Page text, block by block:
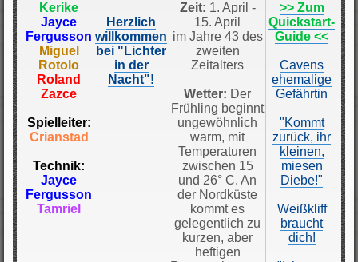
Kerike
Jayce
Fergusson
Miguel
Rotolo
Roland
Zazce
Spielleiter:
Crianstad
Technik:
Jayce
Fergusson
Tamriel
Herzlich
willkommen
bei "Lichter
in der
Nacht"!
Zeit: 1. April -
15. April
im Jahre 43 des
zweiten
Zeitalters
Wetter: Der
Frühling beginnt
ungewöhnlich
warm, mit
Temperaturen
zwischen 15
und 26° C. An
der Nordküste
kommt es
gelegentlich zu
kurzen, aber
heftigen
>> Zum
Quickstart-
Guide <<
Cavens
ehemalige
Gefährtin
"Kommt
zurück, ihr
kleinen,
miesen
Diebe!"
Weißkliff
braucht
dich!